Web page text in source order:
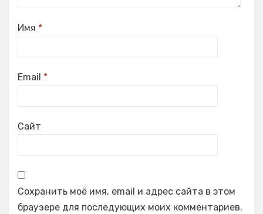
Имя *
Email *
Сайт
Сохранить моё имя, email и адрес сайта в этом
браузере для последующих моих комментариев.